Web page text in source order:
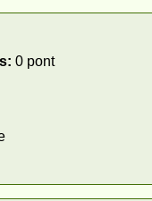
0 pont